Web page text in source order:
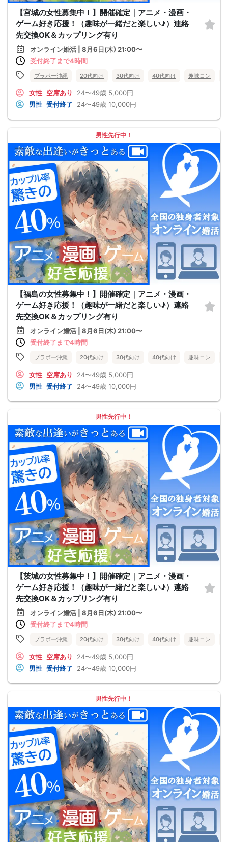
【宮城の女性募集中！】開催確定｜アニメ・漫画・
ゲーム好き応援！（趣味が一緒だと楽しい♪）連絡
先交換OK＆カップリング有り
オンライン婚活 | 8月6日(木) 21:00〜
受付終了まで4時間
ブラボー沖縄 20代向け 30代向け 40代向け 趣味コン
女性 空席あり 24〜49歳 5,000円
男性 受付終了 24〜49歳 10,000円
男性先行中！
【福島の女性募集中！】開催確定｜アニメ・漫画・
ゲーム好き応援！（趣味が一緒だと楽しい♪）連絡
先交換OK＆カップリング有り
オンライン婚活 | 8月6日(木) 21:00〜
受付終了まで4時間
ブラボー沖縄 20代向け 30代向け 40代向け 趣味コン
女性 空席あり 24〜49歳 5,000円
男性 受付終了 24〜49歳 10,000円
男性先行中！
【茨城の女性募集中！】開催確定｜アニメ・漫画・
ゲーム好き応援！（趣味が一緒だと楽しい♪）連絡
先交換OK＆カップリング有り
オンライン婚活 | 8月6日(木) 21:00〜
受付終了まで4時間
ブラボー沖縄 20代向け 30代向け 40代向け 趣味コン
女性 空席あり 24〜49歳 5,000円
男性 受付終了 24〜49歳 10,000円
男性先行中！